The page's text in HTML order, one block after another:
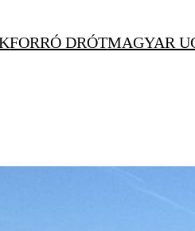
FORRÓ DRÓTMAGYAR